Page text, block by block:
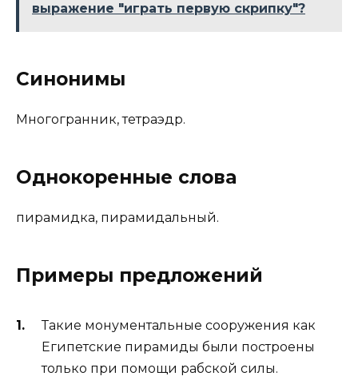
выражение "играть первую скрипку"?
Синонимы
Многогранник, тетраэдр.
Однокоренные слова
пирамидка, пирамидальный.
Примеры предложений
Такие монументальные сооружения как
Египетские пирамиды были построены
только при помощи рабской силы.